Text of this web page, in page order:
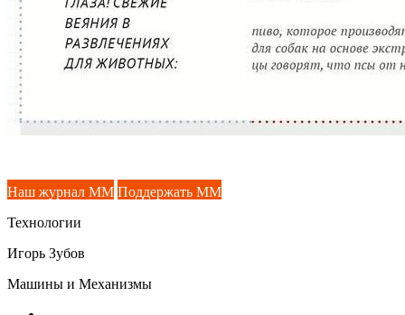
Наш журнал ММ Поддержать ММ
Технологии
Игорь Зубов
Машины и Механизмы